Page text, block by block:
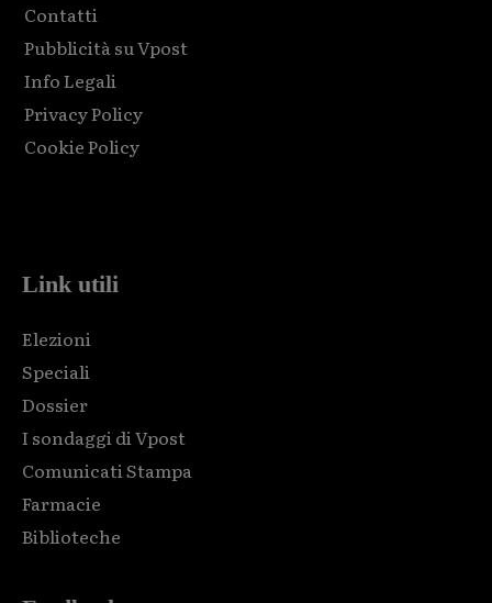
Contatti
Pubblicità su Vpost
Info Legali
Privacy Policy
Cookie Policy
Link utili
Elezioni
Speciali
Dossier
I sondaggi di Vpost
Comunicati Stampa
Farmacie
Biblioteche